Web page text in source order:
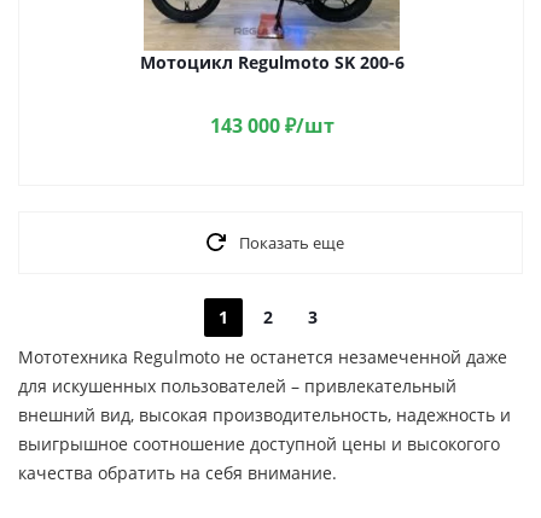
Мотоцикл Regulmoto SK 200-6
143 000₽/шт
Показать еще
1 2
3
Мототехника Regulmoto не останется незамеченной даже
для искушенных пользователей – привлекательный
внешний вид, высокая производительность, надежность и
выигрышное соотношение доступной цены и высокогого
качества обратить на себя внимание.